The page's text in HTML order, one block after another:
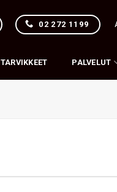
02 272 1199
TARVIKKEET PALVELUT